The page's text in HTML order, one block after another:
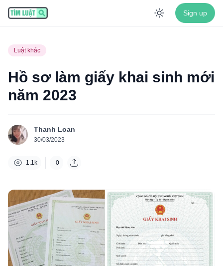
Enable
Sign up
Luật khác
Hồ sơ làm giấy khai sinh mới
năm 2023
Thanh Loan
30/03/2023
1.1k 0